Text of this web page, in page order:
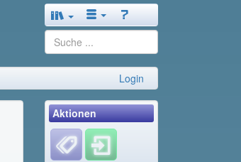
Login
Aktionen